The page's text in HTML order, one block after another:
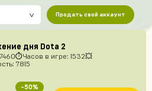
Продать свой аккаунт
дня Dota 2
7460⏱Часов в игре: 1532💥
7815
-50%